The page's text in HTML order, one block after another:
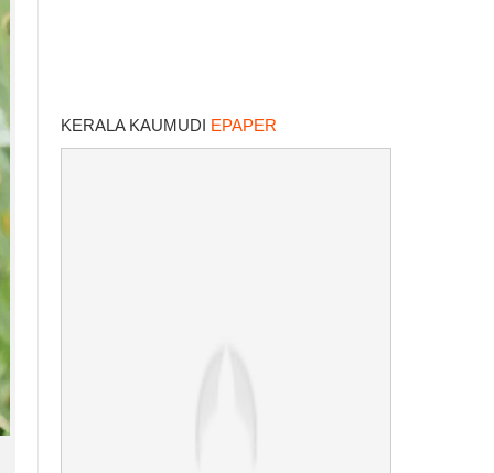
KERALA KAUMUDI EPAPER